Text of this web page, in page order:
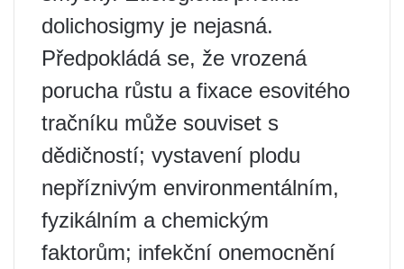
dolichosigmy je nejasná.
Předpokládá se, že vrozená
porucha růstu a fixace esovitého
tračníku může souviset s
dědičností; vystavení plodu
nepříznivým environmentálním,
fyzikálním a chemickým
faktorům; infekční onemocnění